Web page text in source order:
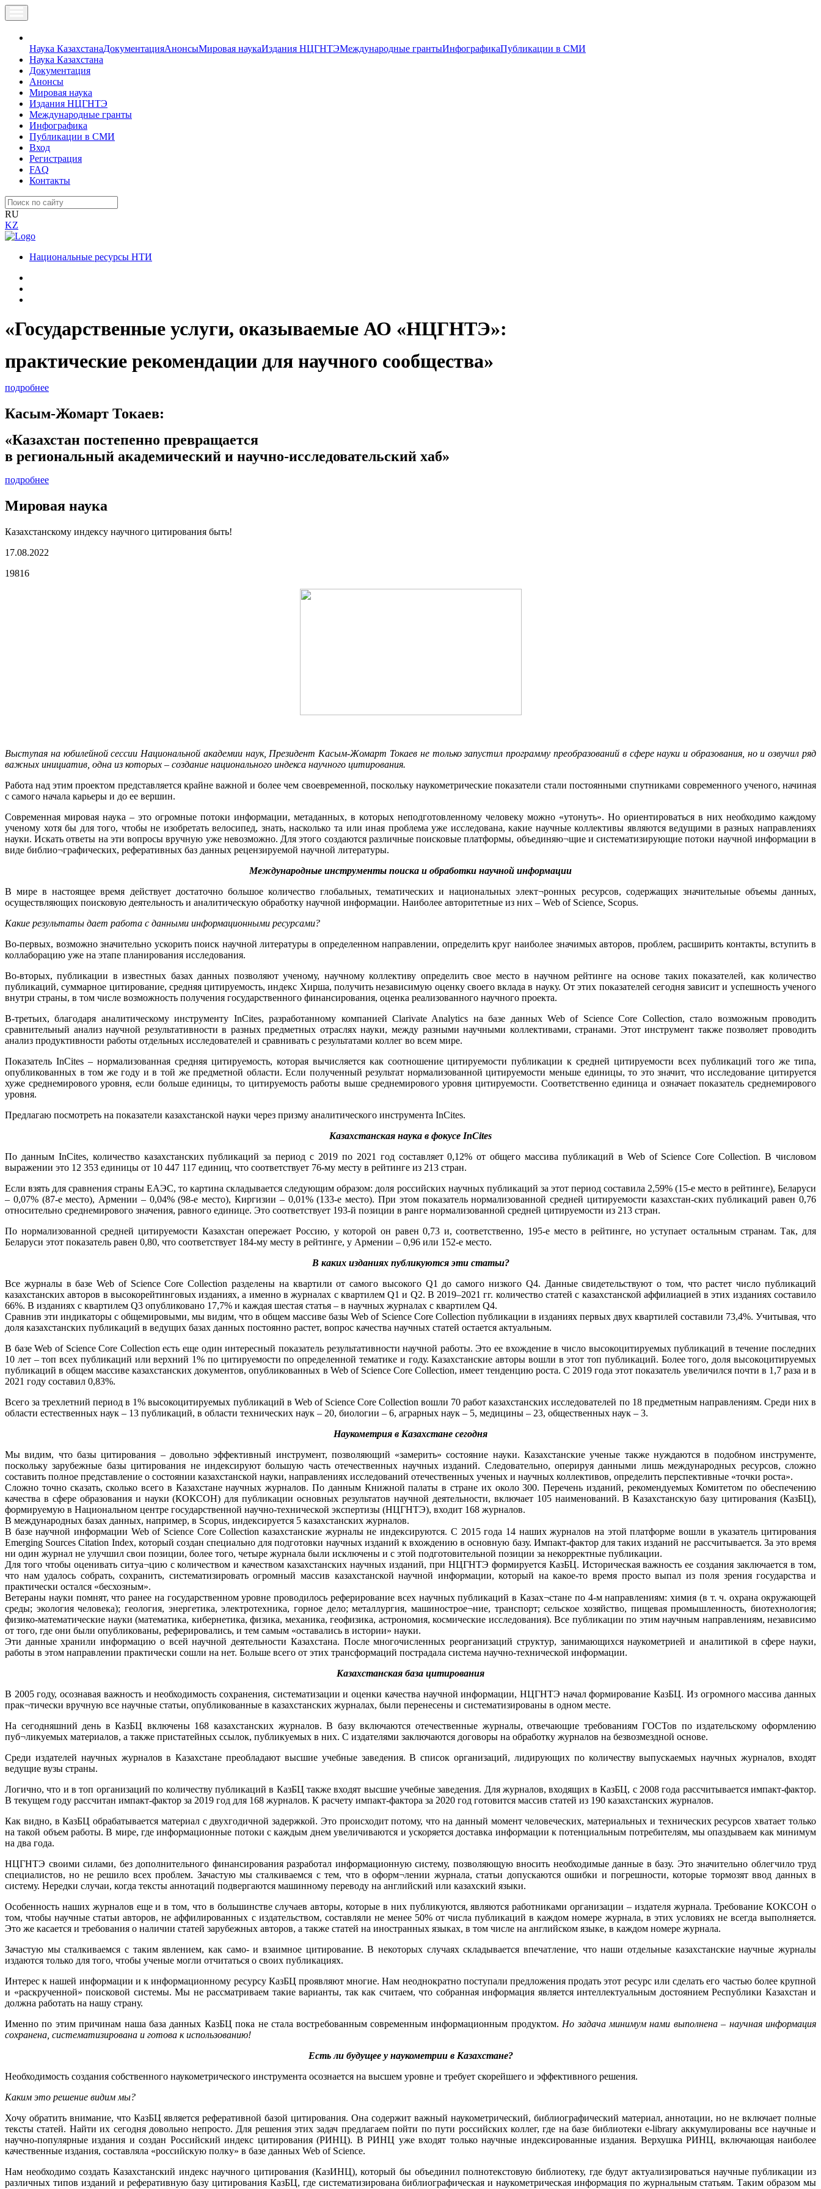
Наука КазахстанаДокументацияАнонсыМировая наукаИздания НЦГНТЭМеждународные грантыИнфографикаПубликации в СМИ
Наука Казахстана
Документация
Анонсы
Мировая наука
Издания НЦГНТЭ
Международные гранты
Инфографика
Публикации в СМИ
Вход
Регистрация
FAQ
Контакты
RU
KZ
Национальные ресурсы НТИ
«Государственные услуги, оказываемые АО «НЦГНТЭ»:
практические рекомендации для научного сообщества»
подробнее
Касым-Жомарт Токаев:
«Казахстан постепенно превращается
в региональный академический и научно-исследовательский хаб»
подробнее
Мировая наука
Казахстанскому индексу научного цитирования быть!
17.08.2022
19816
Выступая на юбилейной сессии Национальной академии наук, Президент Касым-Жомарт Токаев не только запустил программу преобразований в сфере науки и образования, но и озвучил ряд
важных инициатив, одна из которых – создание национального индекса научного цитирования.
Работа над этим проектом представляется крайне важной и более чем своевременной, поскольку наукометрические показатели стали постоянными спутниками современного ученого, начиная
с самого начала карьеры и до ее вершин.
Современная мировая наука – это огромные потоки информации, метаданных, в которых неподготовленному человеку можно «утонуть». Но ориентироваться в них необходимо каждому
ученому хотя бы для того, чтобы не изобретать велосипед, знать, насколько та или иная проблема уже исследована, какие научные коллективы являются ведущими в разных направлениях
науки. Искать ответы на эти вопросы вручную уже невозможно. Для этого создаются различные поисковые платформы, объединяю¬щие и систематизирующие потоки научной информации в
виде библио¬графических, реферативных баз данных рецензируемой научной литературы.
Международные инструменты поиска и обработки научной информации
В мире в настоящее время действует достаточно большое количество глобальных, тематических и национальных элект¬ронных ресурсов, содержащих значительные объемы данных,
осуществляющих поисковую деятельность и аналитическую обработку научной информации. Наиболее авторитетные из них – Web of Science, Scopus.
Какие результаты дает работа с данными информационными ресурсами?
Во-первых, возможно значительно ускорить поиск научной литературы в определенном направлении, определить круг наиболее значимых авторов, проблем, расширить контакты, вступить в
коллаборацию уже на этапе планирования исследования.
Во-вторых, публикации в известных базах данных позволяют ученому, научному коллективу определить свое место в научном рейтинге на основе таких показателей, как количество
публикаций, суммарное цитирование, средняя цитируемость, индекс Хирша, получить независимую оценку своего вклада в науку. От этих показателей сегодня зависит и успешность ученого
внутри страны, в том числе возможность получения государственного финансирования, оценка реализованного научного проекта.
В-третьих, благодаря аналитическому инструменту InCites, разработанному компанией Clarivate Analytics на базе данных Web of Science Core Collection, стало возможным проводить
сравнительный анализ научной результативности в разных предметных отраслях науки, между разными научными коллективами, странами. Этот инструмент также позволяет проводить
анализ продуктивности работы отдельных исследователей и сравнивать с результатами коллег во всем мире.
Показатель InCites – нормализованная средняя цитируемость, которая вычисляется как соотношение цитируемости публикации к средней цитируемости всех публикаций того же типа,
опубликованных в том же году и в той же предметной области. Если полученный результат нормализованной цитируемости меньше единицы, то это значит, что исследование цитируется
хуже среднемирового уровня, если больше единицы, то цитируемость работы выше среднемирового уровня цитируемости. Соответственно единица и означает показатель среднемирового
уровня.
Предлагаю посмотреть на показатели казахстанской науки через призму аналитического инструмента InCites.
Казахстанская наука в фокусе InCites
По данным InCites, количество казахстанских публикаций за период с 2019 по 2021 год составляет 0,12% от общего массива публикаций в Web of Science Core Collection. В числовом
выражении это 12 353 единицы от 10 447 117 единиц, что соответствует 76-му месту в рейтинге из 213 стран.
Если взять для сравнения страны ЕАЭС, то картина складывается следующим образом: доля российских научных публикаций за этот период составила 2,59% (15-е место в рейтинге), Беларуси
– 0,07% (87-е место), Армении – 0,04% (98-е место), Киргизии – 0,01% (133-е место). При этом показатель нормализованной средней цитируемости казахстан-ских публикаций равен 0,76
относительно среднемирового значения, равного единице. Это соответствует 193-й позиции в ранге нормализованной средней цитируемости из 213 стран.
По нормализованной средней цитируемости Казахстан опережает Россию, у которой он равен 0,73 и, соответственно, 195-е место в рейтинге, но уступает остальным странам. Так, для
Беларуси этот показатель равен 0,80, что соответствует 184-му месту в рейтинге, у Армении – 0,96 или 152-е место.
В каких изданиях публикуются эти статьи?
Все журналы в базе Web of Science Core Collection разделены на квартили от самого высокого Q1 до самого низкого Q4. Данные свидетельствуют о том, что растет число публикаций
казахстанских авторов в высокорейтинговых изданиях, а именно в журналах с квартилем Q1 и Q2. В 2019–2021 гг. количество статей с казахстанской аффилиацией в этих изданиях составило
66%. В изданиях с квартилем Q3 опубликовано 17,7% и каждая шестая статья – в научных журналах с квартилем Q4.
Сравнив эти индикаторы с общемировыми, мы видим, что в общем массиве базы Web of Science Core Collection публикации в изданиях первых двух квартилей составили 73,4%. Учитывая, что
доля казахстанских публикаций в ведущих базах данных постоянно растет, вопрос качества научных статей остается актуальным.
В базе Web of Science Core Collection есть еще один интересный показатель результативности научной работы. Это ее вхождение в число высокоцитируемых публикаций в течение последних
10 лет – топ всех публикаций или верхний 1% по цитируемости по определенной тематике и году. Казахстанские авторы вошли в этот топ публикаций. Более того, доля высокоцитируемых
публикаций в общем массиве казахстанских документов, опубликованных в Web of Science Core Collection, имеет тенденцию роста. С 2019 года этот показатель увеличился почти в 1,7 раза и в
2021 году составил 0,83%.
Всего за трехлетний период в 1% высокоцитируемых публикаций в Web of Science Core Collection вошли 70 работ казахстанских исследователей по 18 предметным направлениям. Среди них в
области естественных наук – 13 публикаций, в области технических наук – 20, биологии – 6, аграрных наук – 5, медицины – 23, общественных наук – 3.
Наукометрия в Казахстане сегодня
Мы видим, что базы цитирования – довольно эффективный инструмент, позволяющий «замерить» состояние науки. Казахстанские ученые также нуждаются в подобном инструменте,
поскольку зарубежные базы цитирования не индексируют большую часть отечественных научных изданий. Следовательно, оперируя данными лишь международных ресурсов, сложно
составить полное представление о состоянии казахстанской науки, направлениях исследований отечественных ученых и научных коллективов, определить перспективные «точки роста».
Сложно точно сказать, сколько всего в Казахстане научных журналов. По данным Книжной палаты в стране их около 300. Перечень изданий, рекомендуемых Комитетом по обеспечению
качества в сфере образования и науки (КОКСОН) для публикации основных результатов научной деятельности, включает 105 наименований. В Казахстанскую базу цитирования (КазБЦ),
формируемую в Национальном центре государственной научно-технической экспертизы (НЦГНТЭ), входит 168 журналов.
В международных базах данных, например, в Scopus, индексируется 5 казахстанских журналов.
В базе научной информации Web of Science Core Collection казахстанские журналы не индексируются. С 2015 года 14 наших журналов на этой платформе вошли в указатель цитирования
Emerging Sources Citation Index, который создан специально для подготовки научных изданий к вхождению в основную базу. Импакт-фактор для таких изданий не рассчитывается. За это время
ни один журнал не улучшил свои позиции, более того, четыре журнала были исключены и с этой подготовительной позиции за некорректные публикации.
Для того чтобы оценивать ситуа¬цию с количеством и качеством казахстанских научных изданий, при НЦГНТЭ формируется КазБЦ. Историческая важность ее создания заключается в том,
что нам удалось собрать, сохранить, систематизировать огромный массив казахстанской научной информации, который на какое-то время просто выпал из поля зрения государства и
практически остался «бесхозным».
Ветераны науки помнят, что ранее на государственном уровне проводилось реферирование всех научных публикаций в Казах¬стане по 4-м направлениям: химия (в т. ч. охрана окружающей
среды; экология человека); геология, энергетика, электротехника, горное дело; металлургия, машинострое¬ние, транспорт; сельское хозяйство, пищевая промышленность, биотехнология;
физико-математические науки (математика, кибернетика, физика, механика, геофизика, астрономия, космические исследования). Все публикации по этим научным направлениям, независимо
от того, где они были опубликованы, реферировались, и тем самым «оставались в истории» науки.
Эти данные хранили информацию о всей научной деятельности Казахстана. После многочисленных реорганизаций структур, занимающихся наукометрией и аналитикой в сфере науки,
работы в этом направлении практически сошли на нет. Больше всего от этих трансформаций пострадала система научно-технической информации.
Казахстанская база цитирования
В 2005 году, осознавая важность и необходимость сохранения, систематизации и оценки качества научной информации, НЦГНТЭ начал формирование КазБЦ. Из огромного массива данных
прак¬тически вручную все научные статьи, опубликованные в казахстанских журналах, были перенесены и систематизированы в одном месте.
На сегодняшний день в КазБЦ включены 168 казахстанских журналов. В базу включаются отечественные журналы, отвечающие требованиям ГОСТов по издательскому оформлению
пуб¬ликуемых материалов, а также пристатейных ссылок, публикуемых в них. С издателями заключаются договоры на обработку журналов на безвозмездной основе.
Среди издателей научных журналов в Казахстане преобладают высшие учебные заведения. В список организаций, лидирующих по количеству выпускаемых научных журналов, входят
ведущие вузы страны.
Логично, что и в топ организаций по количеству публикаций в КазБЦ также входят высшие учебные заведения. Для журналов, входящих в КазБЦ, с 2008 года рассчитывается импакт-фактор.
В текущем году рассчитан импакт-фактор за 2019 год для 168 журналов. К расчету импакт-фактора за 2020 год готовится массив статей из 190 казахстанских журналов.
Как видно, в КазБЦ обрабатывается материал с двухгодичной задержкой. Это происходит потому, что на данный момент человеческих, материальных и технических ресурсов хватает только
на такой объем работы. В мире, где информационные потоки с каждым днем увеличиваются и ускоряется доставка информации к потенциальным потребителям, мы опаздываем как минимум
на два года.
НЦГНТЭ своими силами, без дополнительного финансирования разработал информационную систему, позволяющую вносить необходимые данные в базу. Это значительно облегчило труд
специалистов, но не решило всех проблем. Зачастую мы сталкиваемся с тем, что в оформ¬лении журнала, статьи допускаются ошибки и погрешности, которые тормозят ввод данных в
систему. Нередки случаи, когда тексты аннотаций подвергаются машинному переводу на английский или казахский языки.
Особенность наших журналов еще и в том, что в большинстве случаев авторы, которые в них публикуются, являются работниками организации – издателя журнала. Требование КОКСОН о
том, чтобы научные статьи авторов, не аффилированных с издательством, составляли не менее 50% от числа публикаций в каждом номере журнала, в этих условиях не всегда выполняется.
Это же касается и требования о наличии статей зарубежных авторов, а также статей на иностранных языках, в том числе на английском языке, в каждом номере журнала.
Зачастую мы сталкиваемся с таким явлением, как само- и взаимное цитирование. В некоторых случаях складывается впечатление, что наши отдельные казахстанские научные журналы
издаются только для того, чтобы ученые могли отчитаться о своих публикациях.
Интерес к нашей информации и к информационному ресурсу КазБЦ проявляют многие. Нам неоднократно поступали предложения продать этот ресурс или сделать его частью более крупной
и «раскрученной» поисковой системы. Мы не рассматриваем такие варианты, так как считаем, что собранная информация является интеллектуальным достоянием Республики Казахстан и
должна работать на нашу страну.
Именно по этим причинам наша база данных КазБЦ пока не стала востребованным современным информационным продуктом. Но задача минимум нами выполнена – научная информация
сохранена, систематизирована и готова к использованию!
Есть ли будущее у наукометрии в Казахстане?
Необходимость создания собственного наукометрического инструмента осознается на высшем уровне и требует скорейшего и эффективного решения.
Каким это решение видим мы?
Хочу обратить внимание, что КазБЦ является реферативной базой цитирования. Она содержит важный наукометрический, библиографический материал, аннотации, но не включает полные
тексты статей. Найти их сегодня довольно непросто. Для решения этих задач предлагаем пойти по пути российских коллег, где на базе библиотеки e-library аккумулированы все научные и
научно-популярные издания и создан Российский индекс цитирования (РИНЦ). В РИНЦ уже входят только научные индексированные издания. Верхушка РИНЦ, включающая наиболее
качественные издания, составляла «российскую полку» в базе данных Web of Science.
Нам необходимо создать Казахстанский индекс научного цитирования (КазИНЦ), который бы объединил полнотекстовую библиотеку, где будут актуализироваться научные публикации из
различных типов изданий и реферативную базу цитирования КазБЦ, где систематизирована библиографическая и наукометрическая информация по журнальным статьям. Таким образом мы